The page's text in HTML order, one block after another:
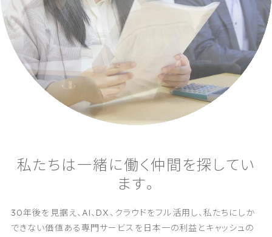
私たち は一緒 に働く仲間 を探 してい
ま す。
30年後を見据え、AI、DX、クラウドをフル活用し、私たちにしか
できない価値ある専門サービスを 日本一の利益とキャッシュの